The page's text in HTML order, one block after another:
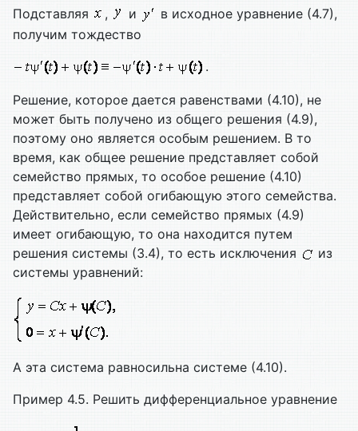
Подставляя , и
в исходное уравнение (4.7),
получим тождество
.
Решение, которое дается равенствами (4.10), не
может быть получено из общего решения (4.9),
поэтому оно является особым решением. В то
время, как общее решение представляет собой
семейство прямых, то особое решение (4.10)
представляет собой огибающую этого семейства.
Действительно, если семейство прямых (4.9)
имеет огибающую, то она находится путем
решения системы (3.4), то есть исключения
из
системы уравнений:
А эта система равносильна системе (4.10).
Пример 4.5. Решить дифференциальное уравнение